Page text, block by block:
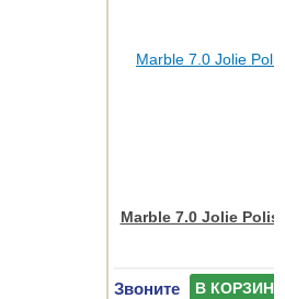
Marble 7.0 Jolie
Звоните В КОРЗИНУ